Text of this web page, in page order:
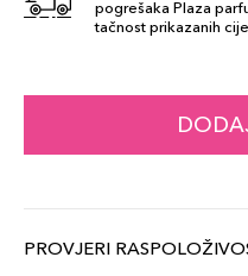
887167615069
826 -
POWERFUL
pogrešaka Plaza
tačnost prikazanih
PROVJERI